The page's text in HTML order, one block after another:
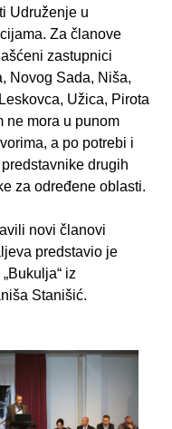
Udruženje u
Za članove
zastupnici
Novog Sada, Niša,
Užica, Pirota
ne mora u punom
a po potrebi i
drugih
za određene oblasti.
novi članovi
predstavio je
iz
Stanišić.